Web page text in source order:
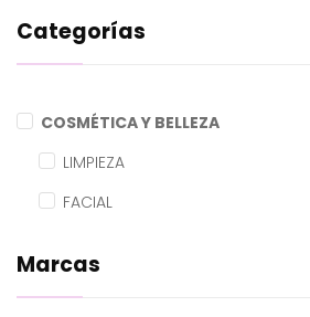
Categorías
COSMÉTICA Y BELLEZA
LIMPIEZA
FACIAL
Marcas